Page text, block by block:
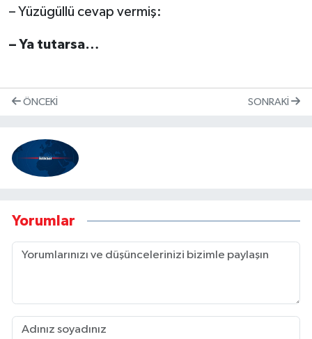
– Yüzügüllü cevap vermiş:
– Ya tutarsa…
ÖNCEKI SONRAKI
Yorumlar